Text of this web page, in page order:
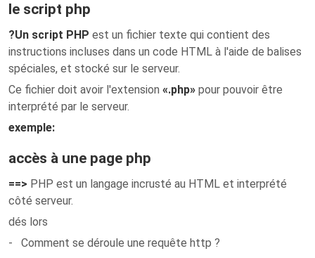
le script php
?Un script PHP est un fichier texte qui contient des
instructions incluses dans un code HTML à l'aide de balises
spéciales, et stocké sur le serveur.
Ce fichier doit avoir l'extension «.php» pour pouvoir être
interprété par le serveur.
exemple:
accès à une page php
==> PHP est un langage incrusté au HTML et interprété
côté serveur.
dés lors
- Comment se déroule une requête http ?